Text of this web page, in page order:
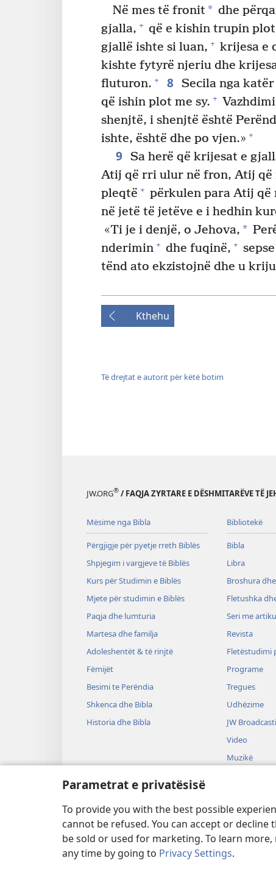
Parametrat e privatësisë
To provide you with the best possible
cannot be refused. You can accept or
be sold or used for marketing. To learn more,
any time by going to Privacy Settings.
Në mes të fronit* dhe
gjalla, + që e kishin trupin plot
gjallë ishte si luan, + krijesa e
kishte fytyrë njeriu dhe
fluturon. + 8 Secila nga
që ishin plot me sy. +
shenjtë, i shenjtë është
ishte, është dhe po vjen.» +
9 Sa herë që krijesat e
Atij që rri ulur në fron, Atij që
pleqtë + përkulen para Atij
në jetë të jetëve e i hedhin
«Ti je i denjë, o Jehova, *
nderimin + dhe fuqinë, +
tënd ato ekzistojnë dhe u
Kthehu
Të drejtat e autorit për këtë botim
JW.ORG® / FAQJA ZYRTARE E DËSHMITARËVE TË
Mësime nga Bibla
Përgjigje për pyetje rreth Biblës
Shpjegim i vargjeve të Biblës
Kurs për Studimin e Biblës
Mjete për studimin e Biblës
Paqja dhe lumturia
Martesa dhe familja
Adoleshentët & të rinjtë
Fëmijët
Besimi te Perëndia
Shkenca dhe Bibla
Historia dhe Bibla
Bibliotekë
Bibla
Libra
Broshura
Fletushka
Seri me
Revista
Fletëstudimi
Programe
Tregues
Udhëzime
JW
Video
Muzikë
drame
Copyright © 2026 Watch Tower Bible and